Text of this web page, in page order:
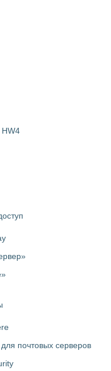
почтовых серверов